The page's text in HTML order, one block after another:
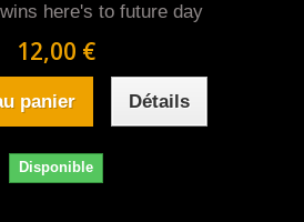
here's to future day
12,00 €
panier Détails
Disponible